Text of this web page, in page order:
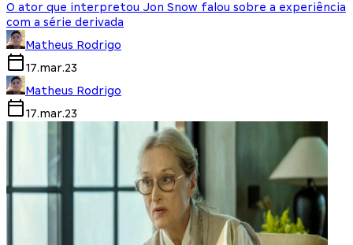
O ator que interpretou Jon Snow falou sobre a experiência
com a série derivada
Matheus Rodrigo
17.mar.23
Matheus Rodrigo
17.mar.23